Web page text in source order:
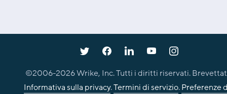
©2006-2026Wrike, Inc. Tutti i diritti riservati.
Informativa sulla privacy.Termini di servizio.Preferenze